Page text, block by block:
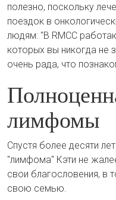
полезно, поскольку
поездок в
людям: "В RMCC
которых вы никогда не
очень рада, что
лимфомы
Спустя более десяти
"лимфома" Кэти не
свои благословения, в
свою семью.